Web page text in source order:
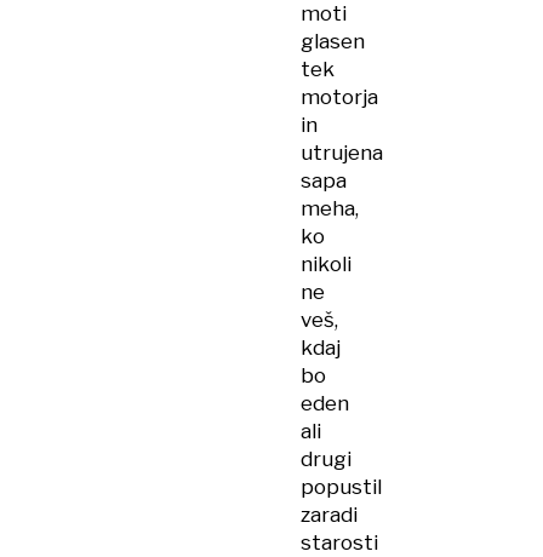
moti
glasen
tek
motorja
in
utrujena
sapa
meha,
ko
nikoli
ne
veš,
kdaj
bo
eden
ali
drugi
popustil
zaradi
starosti